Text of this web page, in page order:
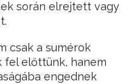
során elrejtett vagy
csak a sumérok
fel előttünk, hanem
engednek